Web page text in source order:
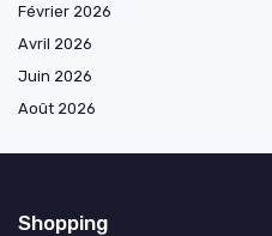
Février 2026
Avril 2026
Juin 2026
Août 2026
Shopping